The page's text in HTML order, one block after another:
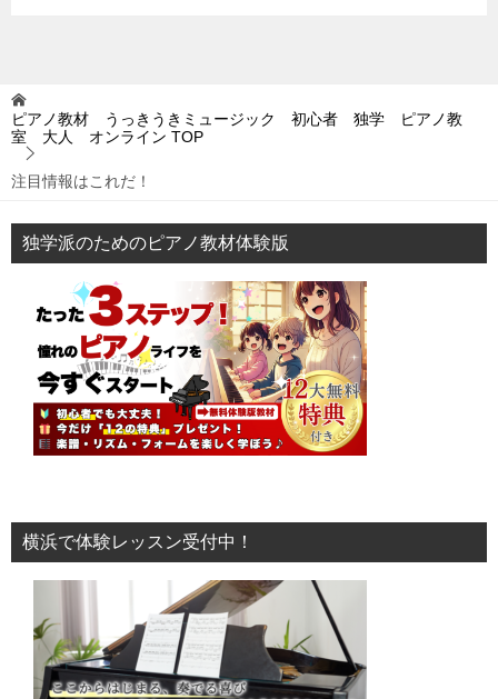
ピアノ教材 うっきうきミュージック 初心者 独学 ピアノ教
室 大人 オンライン TOP
注目情報はこれだ！
独学派のためのピアノ教材体験版
横浜で体験レッスン受付中！